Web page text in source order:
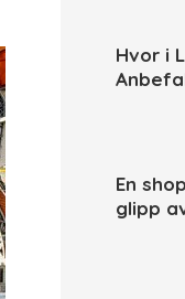
Hvor i
En
glipp